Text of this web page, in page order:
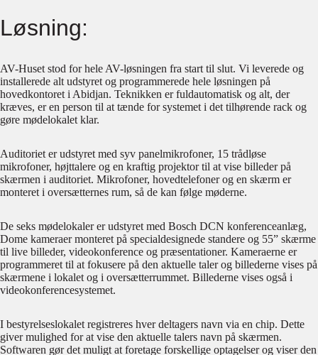
Løsning:
AV-Huset stod for hele AV-løsningen fra start til slut. Vi leverede og
installerede alt udstyret og programmerede hele løsningen på
hovedkontoret i Abidjan. Teknikken er fuldautomatisk og alt, der
kræves, er en person til at tænde for systemet i det tilhørende rack og
gøre mødelokalet klar.
Auditoriet er udstyret med syv panelmikrofoner, 15 trådløse
mikrofoner, højttalere og en kraftig projektor til at vise billeder på
skærmen i auditoriet. Mikrofoner, hovedtelefoner og en skærm er
monteret i oversætternes rum, så de kan følge møderne.
De seks mødelokaler er udstyret med Bosch DCN konferenceanlæg,
Dome kameraer monteret på specialdesignede standere og 55” skærme
til live billeder, videokonference og præsentationer. Kameraerne er
programmeret til at fokusere på den aktuelle taler og billederne vises på
skærmene i lokalet og i oversætterrummet. Billederne vises også i
videokonferencesystemet.
I bestyrelseslokalet registreres hver deltagers navn via en chip. Dette
giver mulighed for at vise den aktuelle talers navn på skærmen.
Softwaren gør det muligt at foretage forskellige optagelser og viser den